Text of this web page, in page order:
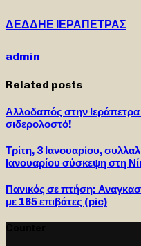
ΔΕΔΔΗΕ ΙΕΡΑΠΕΤΡΑΣ
admin
Related posts
Αλλοδαπός στην
σιδερολοστό!
Τρίτη, 3 Ιανουαρίου,
Ιανουαρίου σύσκεψη στη
Πανικός σε πτήση:
με 165 επιβάτες (pic)